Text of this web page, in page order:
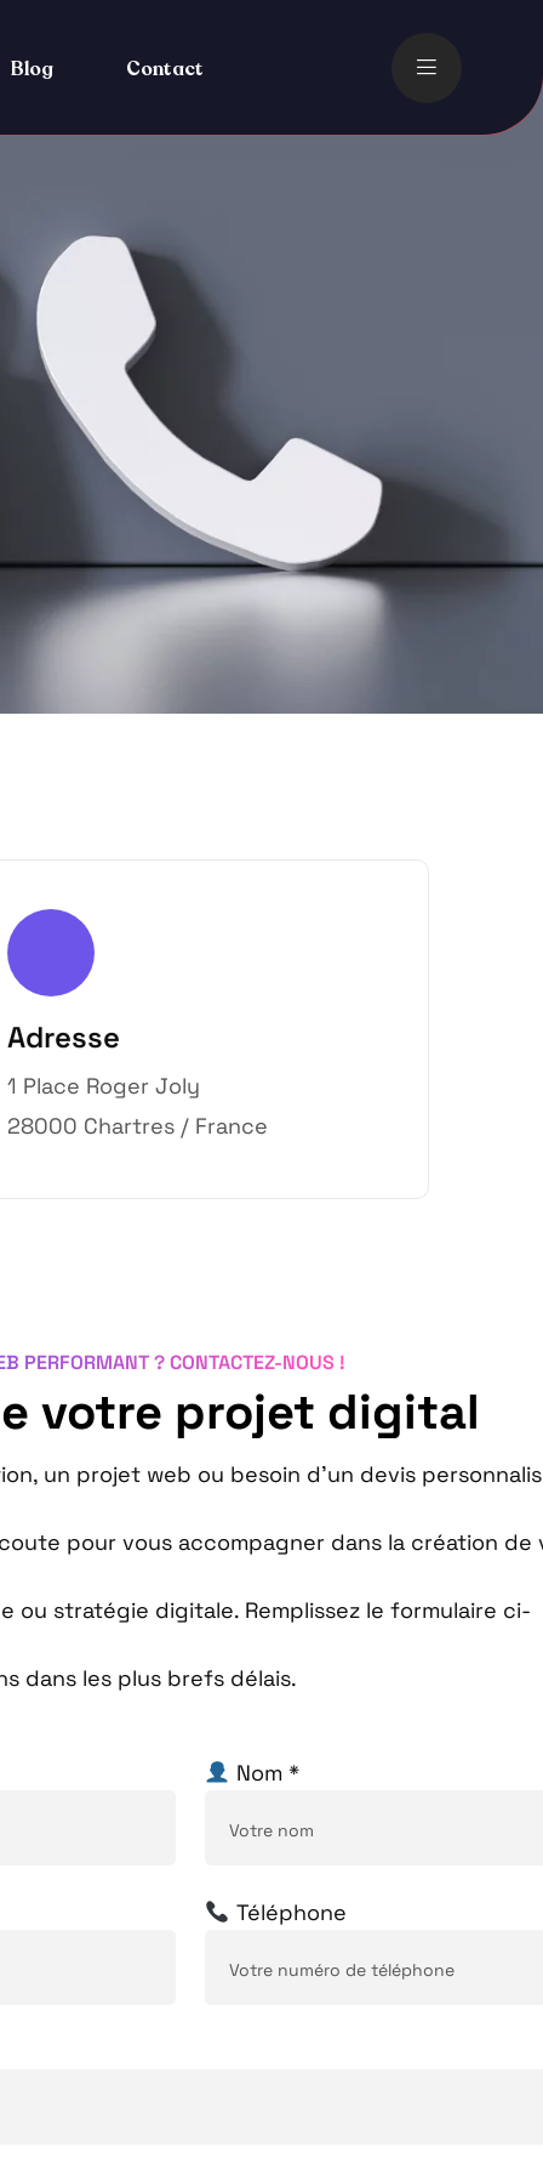
Blog Contact
Adresse
1 Place Roger Joly
28000 Chartres / France
PERFORMANT ? CONTACTEZ-NOUS !
votre projet digital
un projet web ou besoin d’un devis
pour vous accompagner dans la création de
ou stratégie digitale. Remplissez le formulaire ci-
dans les plus brefs délais.
Nom *
Téléphone